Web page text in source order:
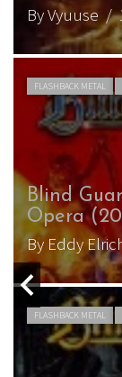
By Ju de
CHRONIQUE METAL
Blind
Time
By Ju de
INTERVIEW METAL